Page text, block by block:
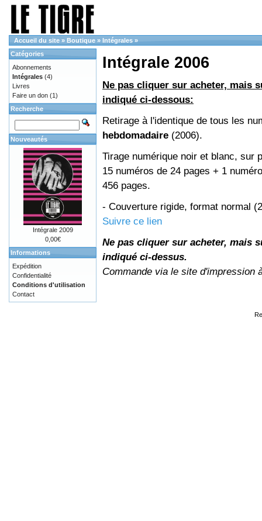
Accueil du site » Boutique » Intégrales »
Intégrale 2006
Ne pas cliquer sur acheter, mais
indiqué ci-dessous:
Retirage à l'identique de tous les
hebdomadaire (2006).
Tirage numérique noir et blanc, sur
15 numéros de 24 pages + 1
456 pages.
- Couverture rigide, format normal
Suivre ce lien
Ne pas cliquer sur acheter, mais
indiqué ci-dessus.
Commande via le site d'impression
Catégories
Abonnements
Intégrales (4)
Livres
Faire un don (1)
Recherche
Nouveautés
Intégrale 2009
0,00€
Informations
Expédition
Confidentialité
Conditions d'utilisation
Contact